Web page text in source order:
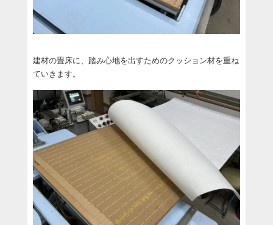
建材の畳床に、踏み心地を出すためのクッション材を重ね
ていきます。